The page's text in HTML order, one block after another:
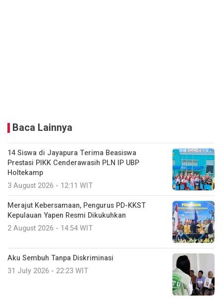
Baca Lainnya
14 Siswa di Jayapura Terima Beasiswa
Prestasi PIKK Cenderawasih PLN IP UBP
Holtekamp
3 August 2026 - 12:11 WIT
Merajut Kebersamaan, Pengurus PD-KKST
Kepulauan Yapen Resmi Dikukuhkan
2 August 2026 - 14:54 WIT
Aku Sembuh Tanpa Diskriminasi
31 July 2026 - 22:23 WIT